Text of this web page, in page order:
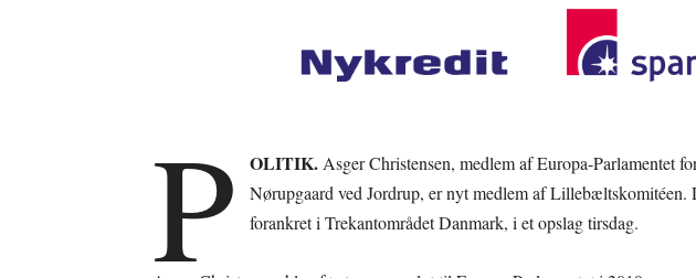
P OLITIK.Asger Christensen, medlem af Europa-Parlamentet
Nørupgaard ved Jordrup, er nyt medlem af Lillebæltskomitéen.
forankret i Trekantområdet Danmark, i et opslag tirsdag.